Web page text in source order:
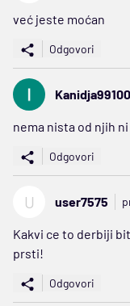
već jeste moćan
Odgovori
Kanidja99100
nema nista od njih
Odgovori
U user7575
Kakvi ce to derbiji
prsti!
Odgovori